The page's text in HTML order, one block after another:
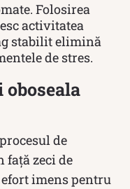
Folosirea
activitatea
stabilit elimină
de stres.
de
față zeci de
imens pentru